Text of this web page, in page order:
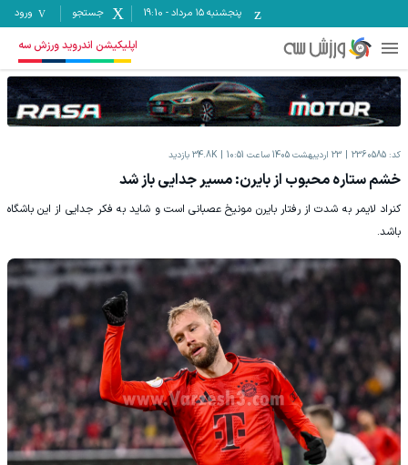
پنجشنبه ۱۵ مرداد -
19:10 جستجو ورود
اپلیکیشن اندروید ورزش سه
کد: 2360585 23 اردیبهشت 1405 ساعت 10:51 34.8K بازدید
خشم ستاره محبوب از بایرن: مسیر جدایی باز شد
کنراد لایمر به شدت از رفتار بایرن مونیخ عصبانی است و شاید به فکر جدایی از این باشگاه
باشد.